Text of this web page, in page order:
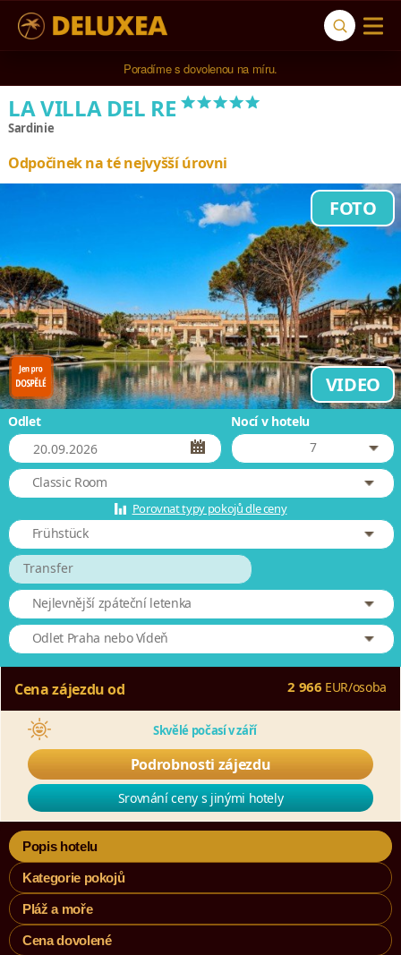
Poradíme s dovolenou na míru.
5* cestovní kancelář na luxusní dovolenou od 100.000 Kč.
LA VILLA DEL RE*****
Sardinie
Odpočinek na té nejvyšší úrovni
FOTO
VIDEO
Odlet
Nocí v hotelu
7
Classic Room
Porovnat typy pokojů dle ceny
Frühstück
Transfer
Nejlevnější zpáteční letenka
Odlet Praha nebo Vídeň
Cena zájezdu od 2 966 EUR/osoba
Skvělé počasí v září
Podrobnosti zájezdu
Srovnání ceny s jinými hotely
Popis hotelu
Kategorie pokojů
Pláž a moře
Cena dovolené